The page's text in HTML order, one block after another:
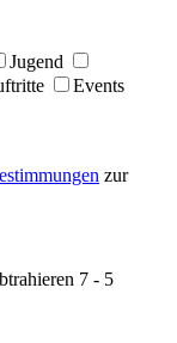
Jugend
Events
zur
7 - 5